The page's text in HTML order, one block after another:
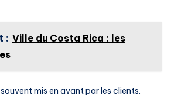
: Ville du Costa Rica : les
mis en avant par les clients.